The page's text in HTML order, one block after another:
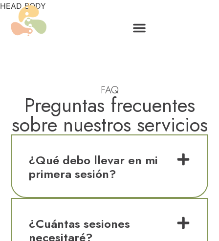
HEADBODY
FAQ
Preguntas frecuentes
sobre nuestros servicios
¿Qué debo llevar en mi
primera sesión?
¿Cuántas sesiones
necesitaré?